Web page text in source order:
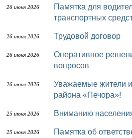
26 июня 2026
Памятка для водителей внедорожных
транспортных
26 июня 2026 Трудовой договор
26 июня 2026
Оперативное решение медицинских
вопросов
26 июня 2026
Уважаемые жители и гости муниципального
района «Печора»!
25 июня 2026 Вниманию
25 июня 2026
Памятка об ответственности за